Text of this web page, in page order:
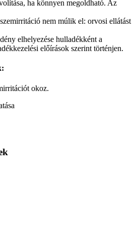
ha könnyen megoldható. Az
nem múlik el: orvosi ellátást
elhelyezése hulladékként a
előírások szerint történjen.
okoz.